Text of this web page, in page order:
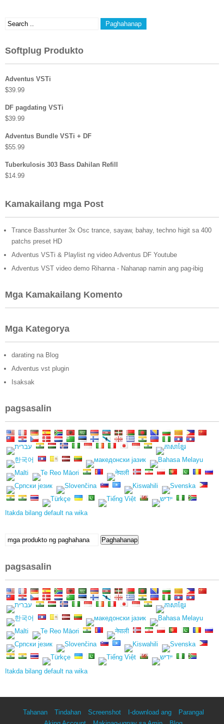
Softplug Produkto
Adventus VSTi
$39.99
DF pagdating VSTi
$39.99
Adventus Bundle VSTi + DF
$55.99
Tuberkulosis 303 Bass Dahilan Refill
$14.99
Kamakailang mga Post
Trance Basshunter 3x Osc trance, sayaw, bahay, techno higit sa 400
patchs preset HD
Adventus VSTi & Playlist ng video Adventus DF Youtube
Adventus VST video demo Rihanna - Nahanap namin ang pag-ibig
Mga Kamakailang Komento
Mga Kategorya
darating na Blog
Adventus vst plugin
Isaksak
pagsasalin
Itakda bilang default na wika
Maghanap
Paghahanap
pagsasalin
Itakda bilang default na wika
Tahanan Tindahan Screenshot I-download ang
Parangal